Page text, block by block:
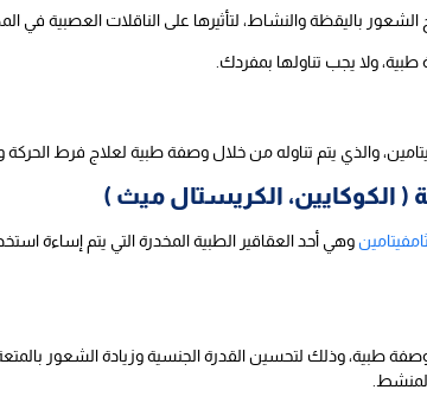
باليقظة والنشاط، لتأثيرها على الناقلات العصبية في
ولا يجب تناولها بمفردك.
والذي يتم تناوله من خلال وصفة طبية لعلاج فرط
الكوكايين، الكريستال ميث )
وهي أحد العقاقير الطبية المخدرة التي يتم إساءة
طبية، وذلك لتحسين القدرة الجنسية وزيادة الشعور